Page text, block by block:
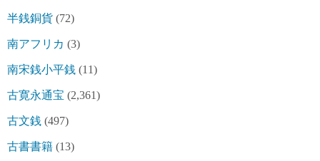
半銭銅貨 (72)
南アフリカ (3)
南宋銭小平銭 (11)
古寛永通宝 (2,361)
古文銭 (497)
古書書籍 (13)